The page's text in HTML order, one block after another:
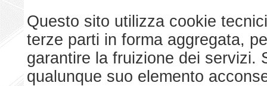
Questo sito utilizza cookie
terze parti in forma aggregata,
garantire la fruizione dei servizi.
qualunque suo elemento